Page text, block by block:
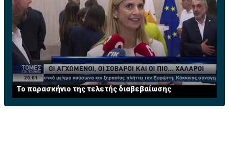
Το παρασκήνιο της τελετής διαβεβαίωσης